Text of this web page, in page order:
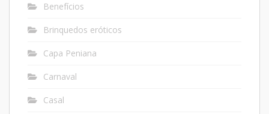
Benefícios
Brinquedos eróticos
Capa Peniana
Carnaval
Casal